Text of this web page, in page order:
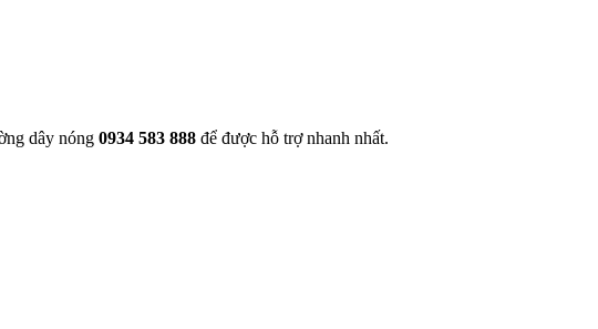
dây nóng 0934 583 888 để được hỗ trợ nhanh nhất.